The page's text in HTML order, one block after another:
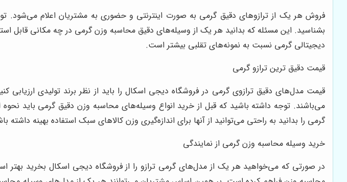
فروش هر یک از ترازوهای دقیق گرمی به صورت اینترنتی و حضوری به مشتریان اعلام می‌شود.
بشناسید. این مسئله که بدانید هر یک از وسیله‌های دقیق محاسبه وزن گرمی در چه مکانی قابل
دیجیتالی گرمی نسبت به نمونه‌های تقلبی بیشتر است.
قیمت دقیق ترین ترازو گرمی
قیمت مدل‌های دقیق ترازوی گرمی در فروشگاه دیجی اسکال را باید از نظر برند تولیدی
می‌باشند. توجه داشته باشید که قبل از خرید انواع وسیله‌های محاسبه وزن دقیق گرمی باید نحوه
گرمی را بدانید به راحتی می‌توانید از آنها برای اندازه‌گیری وزن کالاهای سبک استفاده بهینه داشته
خرید وسیله محاسبه وزن گرمی از نمایندگی
در صورتی که می‌خواهید هر یک از مدل‌های گرمی ترازو را از فروشگاه دیجی اسکال بخرید بهتر